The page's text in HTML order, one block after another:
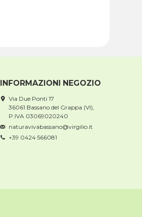
INFORMAZIONI NEGOZIO
Via Due Ponti 17
36061 Bassano del Grappa (VI),
P.IVA 03069020240
naturavivabassano@virgilio.it
+39 0424 566081